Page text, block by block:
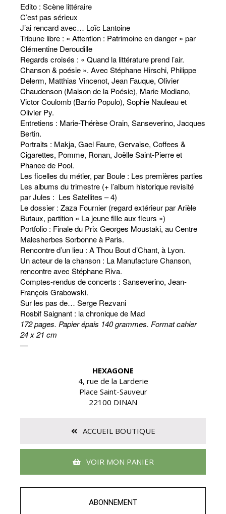
Edito : Scène littéraire
C’est pas sérieux
J’ai rencard avec… Loïc Lantoine
Tribune libre : « Attention : Patrimoine en danger » par
Clémentine Deroudille
Regards croisés : « Quand la littérature prend l’air.
Chanson & poésie ». Avec Stéphane Hirschi, Philippe
Delerm, Matthias Vincenot, Jean Fauque, Olivier
Chaudenson (Maison de la Poésie), Marie Modiano,
Victor Coulomb (Barrio Populo), Sophie Nauleau et
Olivier Py.
Entretiens : Marie-Thérèse Orain, Sanseverino, Jacques
Bertin.
Portraits : Makja, Gael Faure, Gervaise, Coffees &
Cigarettes, Pomme, Ronan, Joëlle Saint-Pierre et
Phanee de Pool.
Les ficelles du métier, par Boule : Les premières parties
Les albums du trimestre (+ l’album historique revisité
par Jules : Les Satellites – 4)
Le dossier : Zaza Fournier (regard extérieur par Arièle
Butaux, partition « La jeune fille aux fleurs »)
Portfolio : Finale du Prix Georges Moustaki, au Centre
Malesherbes Sorbonne à Paris.
Rencontre d’un lieu : A Thou Bout d’Chant, à Lyon.
Un acteur de la chanson : La Manufacture Chanson,
rencontre avec Stéphane Riva.
Comptes-rendus de concerts : Sanseverino, Jean-
François Grabowski.
Sur les pas de… Serge Rezvani
Rosbif Saignant : la chronique de Mad
172 pages. Papier épais 140 grammes. Format cahier
24 x 21 cm
—
HEXAGONE
4, rue de la Larderie
Place Saint-Sauveur
22100 DINAN
ACCUEIL BOUTIQUE
VOIR MON PANIER
ABONNEMENT